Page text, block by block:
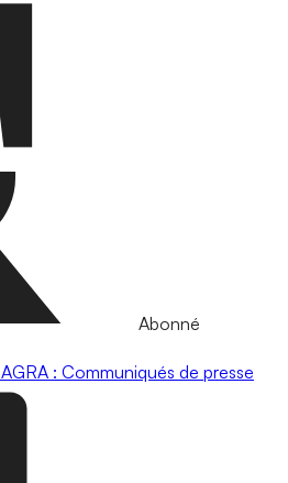
Abonné
AGRA : Communiqués de presse